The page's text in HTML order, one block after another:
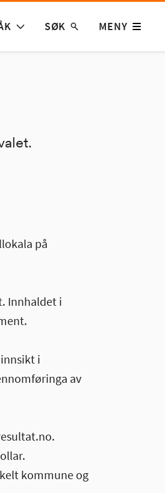
SØK MENY
på
Innhaldet i
i
av
kommune og